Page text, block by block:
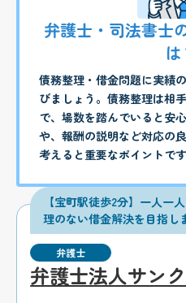
弁護士・司法書士
は
債務整理・借金問題に実績
びましょう。債務整理は相
で、場数を踏んでいると安
や、報酬の説明など対応の
考えると重要なポイントです
【宝町駅徒歩2分】一人一
理のない借金解決を目指し
弁護士
弁護士法人サン